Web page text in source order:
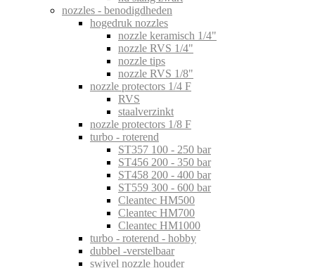
nozzles - benodigdheden
hogedruk nozzles
nozzle keramisch 1/4"
nozzle RVS 1/4"
nozzle tips
nozzle RVS 1/8"
nozzle protectors 1/4 F
RVS
staalverzinkt
nozzle protectors 1/8 F
turbo - roterend
ST357 100 - 250 bar
ST456 200 - 350 bar
ST458 200 - 400 bar
ST559 300 - 600 bar
Cleantec HM500
Cleantec HM700
Cleantec HM1000
turbo - roterend - hobby
dubbel -verstelbaar
swivel nozzle houder